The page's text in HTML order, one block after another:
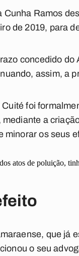
Ramos
de 2019, para
concedido
assim, a
foi
a
os seus
atos de poluição,
que já
o seu